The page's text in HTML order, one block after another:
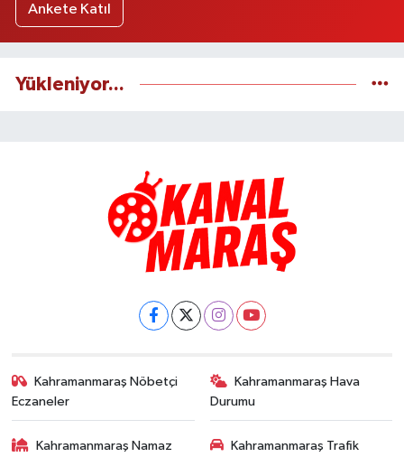
Ankete Katıl
Yükleniyor...
Kahramanmaraş Nöbetçi
Eczaneler
Kahramanmaraş Hava
Durumu
Kahramanmaraş Namaz
Kahramanmaraş Trafik